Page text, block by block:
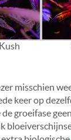
misschien
keer op
groeifase